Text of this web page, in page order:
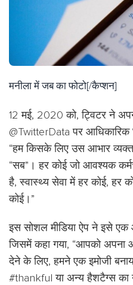
मनीला में जब का फोटो[/कैप्शन]
12 मई, 2020 को, ट्विटर ने
@TwitterData पर आधिकारिक
“हम किसके लिए उस आभार
“सब”। हर कोई जो आवश्यक
है, स्वास्थ्य सेवा में हर कोई, हर
कोई।”
इस सोशल मीडिया ऐप ने इसे
जिसमें कहा गया, “आपको अपना
देने के लिए, हमने एक इमोजी
#thankful या अन्य हैशटैग्स का